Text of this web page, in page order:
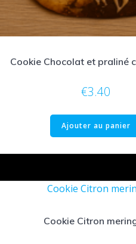
Cookie Chocolat et praliné
€3.40
Ajouter au panier
Cookie Citron